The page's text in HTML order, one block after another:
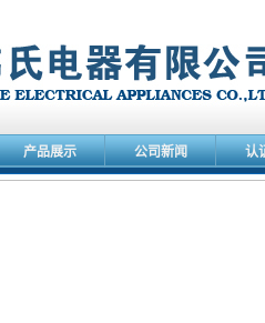
产品展示 公司新闻 认